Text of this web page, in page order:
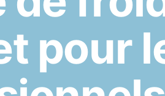
t pour l